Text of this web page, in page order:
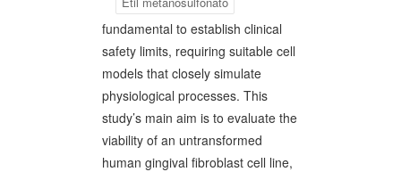
fundamental to establish clinical
safety limits, requiring suitable cell
models that closely simulate
physiological processes. This
study’s main aim is to evaluate the
viability of an untransformed
human gingival fibroblast cell line,